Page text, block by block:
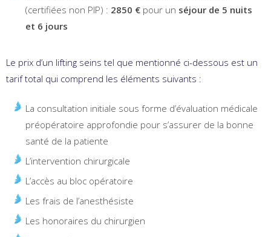
(certifiées non PIP) : 2850 € pour un séjour de 5 nuits
et 6 jours
Le prix d’un lifting seins tel que mentionné ci-dessous est un
tarif total qui comprend les éléments suivants :
La consultation initiale sous forme d’évaluation médicale
préopératoire approfondie pour s’assurer de la bonne
santé de la patiente
L’intervention chirurgicale
L’accès au bloc opératoire
Les frais de l’anesthésiste
Les honoraires du chirurgien